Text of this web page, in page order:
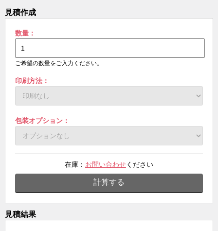
見積作成
数量：
ご希望の数量をご入力ください。
印刷方法：
包装オプション：
在庫： お問い合わせください
計算する
見積結果